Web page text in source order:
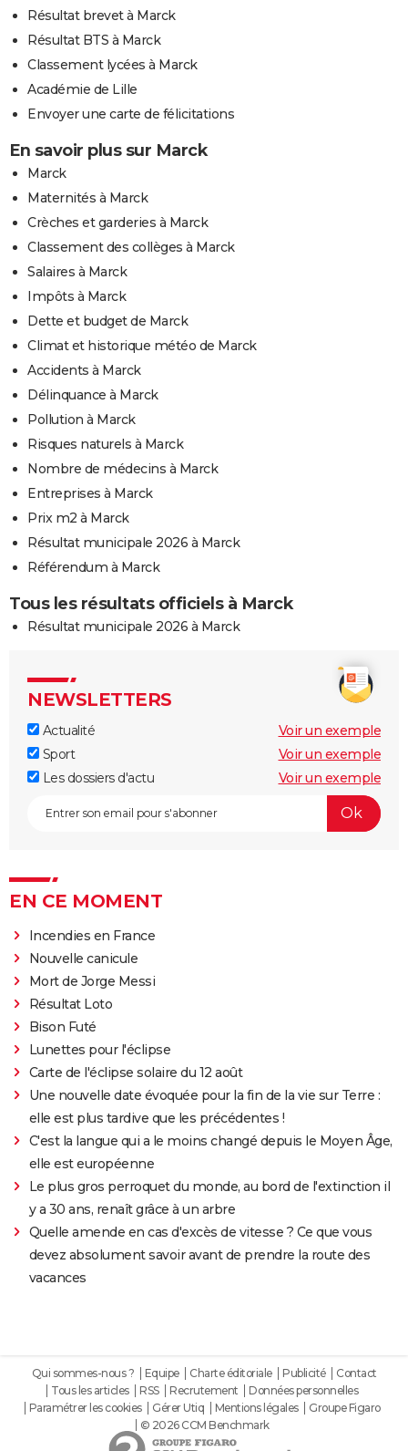
Résultat brevet à Marck
Résultat BTS à Marck
Classement lycées à Marck
Académie de Lille
Envoyer une carte de félicitations
En savoir plus sur Marck
Marck
Maternités à Marck
Crèches et garderies à Marck
Classement des collèges à Marck
Salaires à Marck
Impôts à Marck
Dette et budget de Marck
Climat et historique météo de Marck
Accidents à Marck
Délinquance à Marck
Pollution à Marck
Risques naturels à Marck
Nombre de médecins à Marck
Entreprises à Marck
Prix m2 à Marck
Résultat municipale 2026 à Marck
Référendum à Marck
Tous les résultats officiels à Marck
Résultat municipale 2026 à Marck
NEWSLETTERS
Actualité
Voir un exemple
Sport
Voir un exemple
Les dossiers d'actu
Voir un exemple
EN CE MOMENT
Incendies en France
Nouvelle canicule
Mort de Jorge Messi
Résultat Loto
Bison Futé
Lunettes pour l'éclipse
Carte de l'éclipse solaire du 12 août
Une nouvelle date évoquée pour la fin de la vie sur Terre :
elle est plus tardive que les précédentes !
C'est la langue qui a le moins changé depuis le Moyen Âge,
elle est européenne
Le plus gros perroquet du monde, au bord de l'extinction il
y a 30 ans, renaît grâce à un arbre
Quelle amende en cas d'excès de vitesse ? Ce que vous
devez absolument savoir avant de prendre la route des
vacances
Qui sommes-nous ? Equipe Charte éditoriale Publicité
Contact
Tous les articles
RSS Recrutement
Données personnelles
Paramétrer les cookies
Gérer Utiq Mentions légales
Groupe Figaro
© 2026 CCM Benchmark